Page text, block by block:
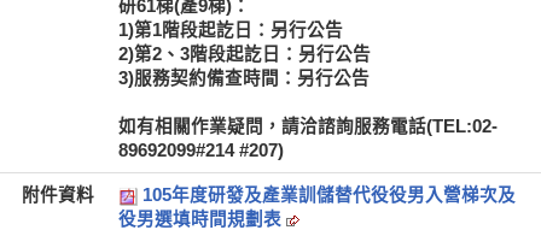
研61梯(產9梯)：
1)第1階段起訖日：另行公告
2)第2、3階段起訖日：另行公告
3)服務契約備查時間：另行公告
如有相關作業疑問，請洽諮詢服務電話(TEL:02-
89692099#214 #207)
附件資料
105年度研發及產業訓儲替代役役男入營梯次及
役男選填時間規劃表